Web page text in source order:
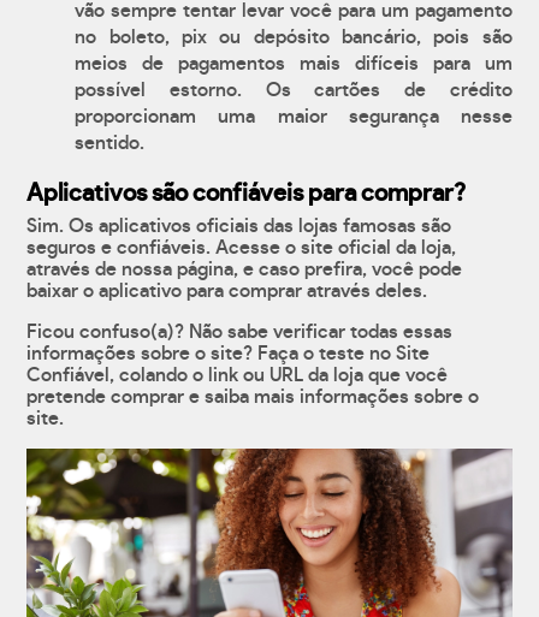
vão sempre tentar levar você para um pagamento
no boleto, pix ou depósito bancário, pois são
meios de pagamentos mais difíceis para um
possível estorno. Os cartões de crédito
proporcionam uma maior segurança nesse
sentido.
Aplicativos são confiáveis para comprar?
Sim. Os aplicativos oficiais das lojas famosas são
seguros e confiáveis. Acesse o site oficial da loja,
através de nossa página, e caso prefira, você pode
baixar o aplicativo para comprar através deles.
Ficou confuso(a)? Não sabe verificar todas essas
informações sobre o site? Faça o teste no Site
Confiável, colando o link ou URL da loja que você
pretende comprar e saiba mais informações sobre o
site.